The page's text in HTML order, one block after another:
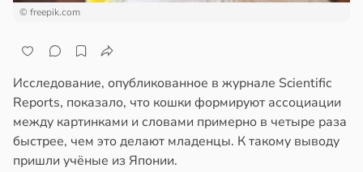
21:42
© freepik.com
Исследование, опубликованное в журнале Scientific
Reports, показало, что кошки формируют ассоциации
между картинками и словами примерно в четыре раза
быстрее, чем это делают младенцы. К такому выводу
пришли учёные из Японии.